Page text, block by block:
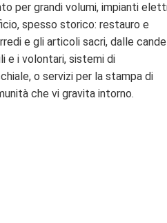
per grandi volumi, impianti
spesso storico: restauro e
e gli articoli sacri, dalle
e i volontari, sistemi di
o servizi per la stampa di
che vi gravita intorno.